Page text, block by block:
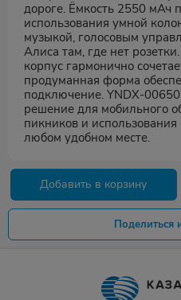
дороге. Ёмкость 2550 мАч
использования умной
музыкой, голосовым
Алиса там, где нет
корпус гармонично
продуманная форма
подключение. YNDX-
решение для мобильного
пикников и
любом удобном месте.
Добавить в корзину
Поделиться